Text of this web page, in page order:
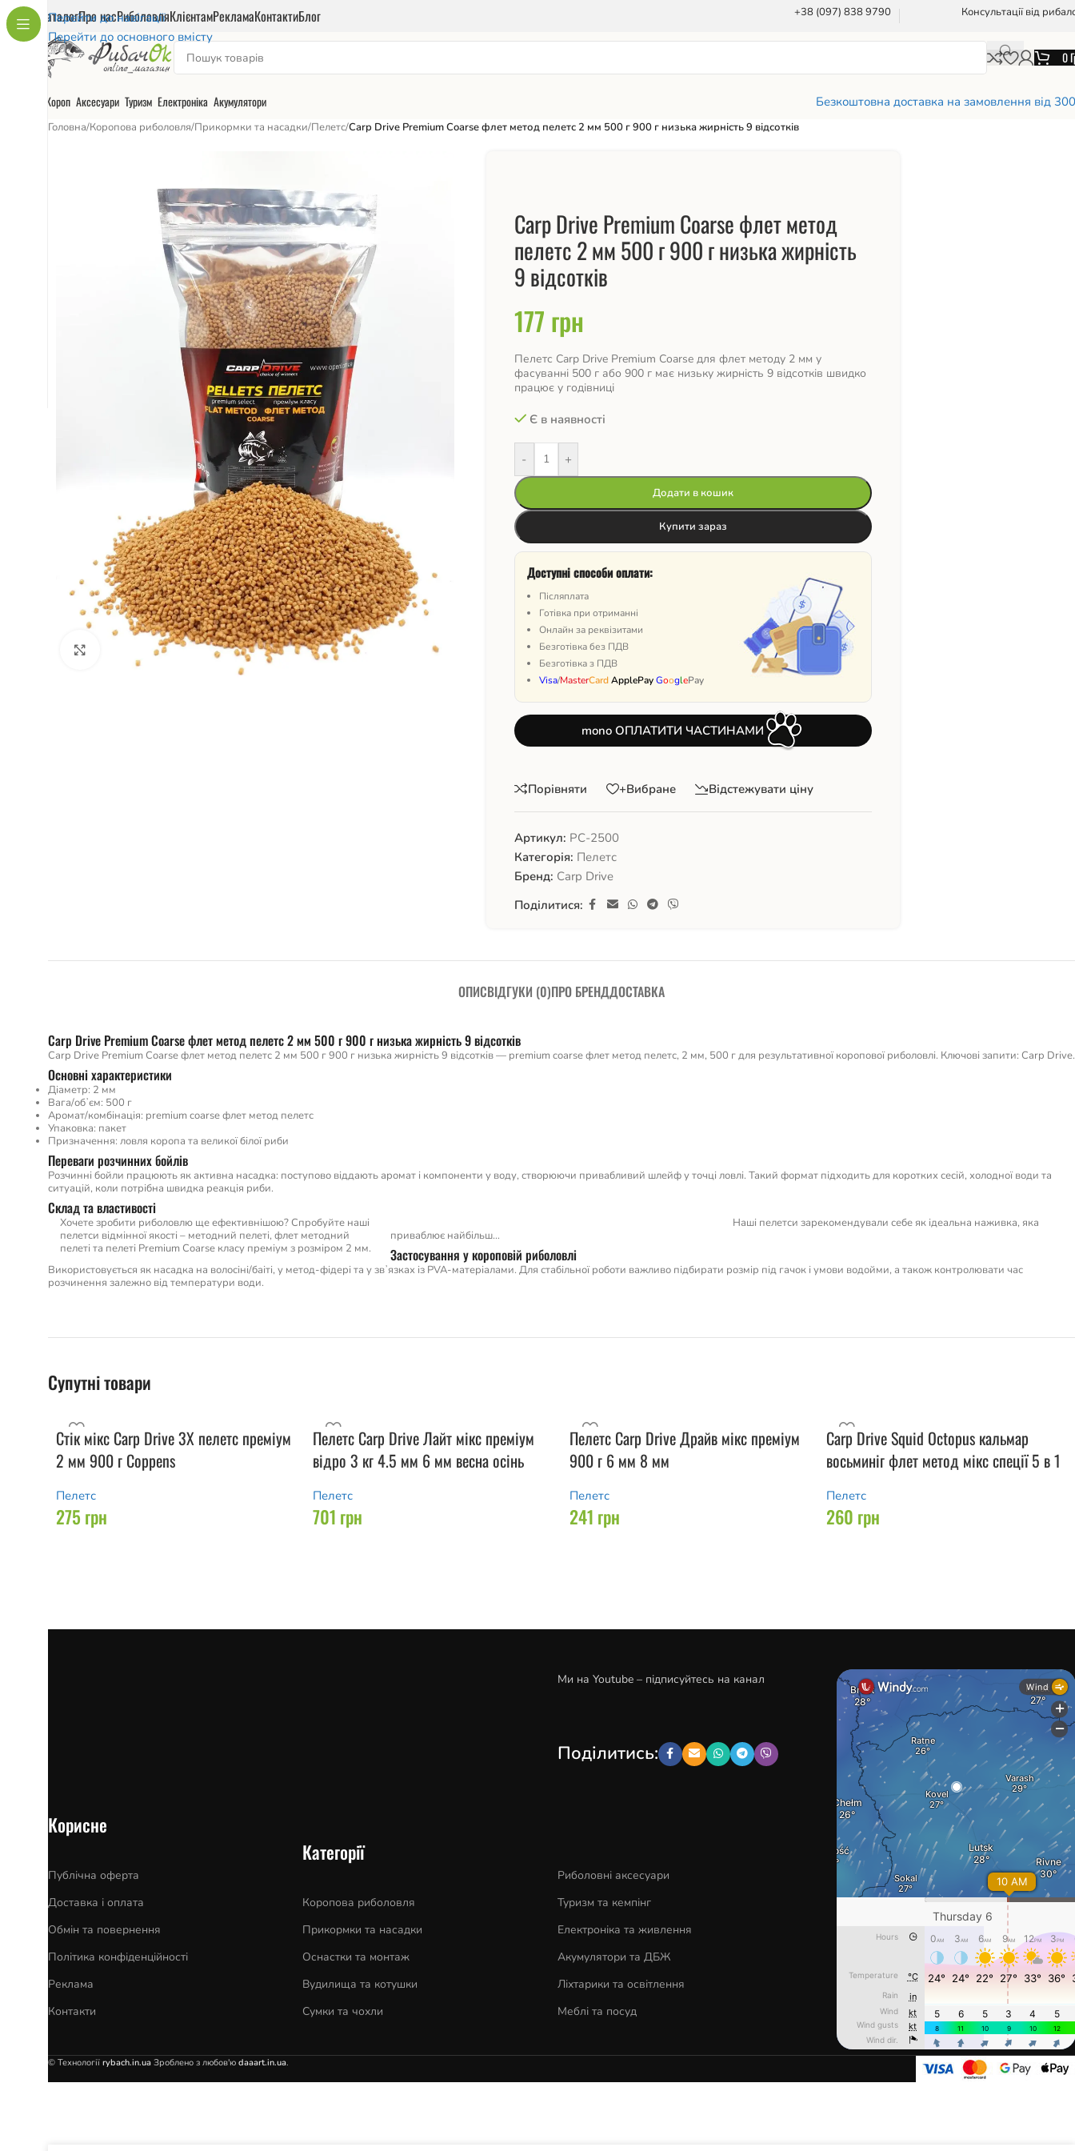
Перейти до навігації
Перейти до основного вмісту
КаталогПро насРиболовляКлієнтамРекламаКонтактиБлог +38 (097) 838 9790 Консультації від
0
Короп Аксесуари Туризм Електроніка Акумулятори Безкоштовна доставка на замовлення від
Головна/Коропова риболовля/Прикормки та насадки/Пелетс/Carp Drive Premium Coarse флет метод пелетс 2 мм 500 г 900 г низька жирність 9 відсотків
Натисніть, щоб збільшити
Carp Drive Premium Coarse флет метод
пелетс 2 мм 500 г 900 г низька жирність
9 відсотків
177 грн
Пелетс Carp Drive Premium Coarse для флет методу 2 мм у
фасуванні 500 г або 900 г має низьку жирність 9 відсотків швидко
працює у годівниці
Є в наявності
- +
Додати в кошик
Купити зараз
Доступні способи оплати:
Післяплата
Готівка при отриманні
Онлайн за реквізитами
Безготівка без ПДВ
Безготівка з ПДВ
Visa/MasterCard ApplePay GooglePay
mono ОПЛАТИТИ ЧАСТИНАМИ
Порівняти +Вибране Відстежувати ціну
Артикул: PC-2500
Категорія: Пелетс
Бренд: Carp Drive
Поділитися:
ОПИСВІДГУКИ (0)ПРО БРЕНДДОСТАВКА
Carp Drive Premium Coarse флет метод пелетс 2 мм 500 г 900 г низька жирність 9 відсотків
Carp Drive Premium Coarse флет метод пелетс 2 мм 500 г 900 г низька жирність 9 відсотків — premium coarse флет метод пелетс, 2 мм, 500 г для результативної коропової риболовлі. Ключові запити: Carp Drive.
Основні характеристики
Діаметр: 2 мм
Вага/обʼєм: 500 г
Аромат/комбінація: premium coarse флет метод пелетс
Упаковка: пакет
Призначення: ловля коропа та великої білої риби
Переваги розчинних бойлів
Розчинні бойли працюють як активна насадка: поступово віддають аромат і компоненти у воду, створюючи привабливий шлейф у точці ловлі. Такий формат підходить для коротких сесій, холодної води та
ситуацій, коли потрібна швидка реакція риби.
Склад та властивості
Хочете зробити риболовлю ще ефективнішою? Спробуйте наші
пелетси відмінної якості – методний пелеті, флет методний
пелеті та пелеті Premium Coarse класу преміум з розміром 2 мм.
Наші пелетси зарекомендували себе як ідеальна наживка, яка
приваблює найбільш…
Застосування у короповій риболовлі
Використовується як насадка на волосіні/баіті, у метод-фідері та у звʼязках із PVA-матеріалами. Для стабільної роботи важливо підбирати розмір під гачок і умови водойми, а також контролювати час
розчинення залежно від температури води.
Супутні товари
Стік мікс Carp Drive 3X пелетс преміум
2 мм 900 г Coppens
Пелетс
275 грн
Пелетс Carp Drive Лайт мікс преміум
відро 3 кг 4.5 мм 6 мм весна осінь
Пелетс
701 грн
Пелетс Carp Drive Драйв мікс преміум
900 г 6 мм 8 мм
Пелетс
241 грн
Carp Drive Squid Octopus кальмар
восьминіг флет метод мікс спеції 5 в 1
Пелетс
260 грн
Ми на Youtube – підписуйтесь на канал
Поділитись:
Корисне
Публічна оферта
Доставка і оплата
Обмін та повернення
Політика конфіденційності
Реклама
Контакти
Категорії
Коропова риболовля
Прикормки та насадки
Оснастки та монтаж
Вудилища та котушки
Сумки та чохли
Риболовні аксесуари
Туризм та кемпінг
Електроніка та живлення
Акумулятори та ДБЖ
Ліхтарики та освітлення
Меблі та посуд
© Технології rybach.in.ua Зроблено з любов'ю daaart.in.ua.